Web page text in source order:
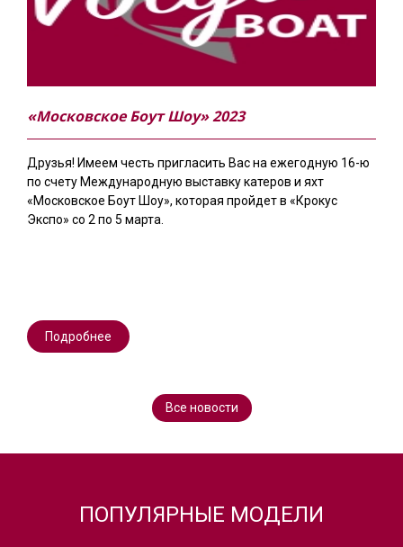
«Московское Боут Шоу» 2023
Друзья! Имеем честь пригласить Вас на ежегодную 16-ю
по счету Международную выставку катеров и яхт
«Московское Боут Шоу», которая пройдет в «Крокус
Экспо» со 2 по 5 марта.
Подробнее
Все новости
ПОПУЛЯРНЫЕ МОДЕЛИ